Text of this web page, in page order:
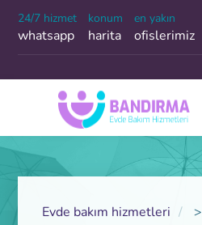
24/7 hizmet
whatsapp
konum
harita
en yakın
ofislerimiz
Evde bakım hizmetleri >